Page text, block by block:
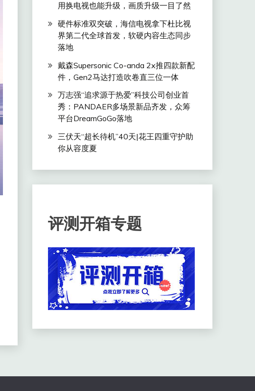
用换电视也能升级，画质升级一目了然
硬件标准双突破，海信电视拿下杜比视
界第二代全球首发，软硬内容生态同步
落地
戴森Supersonic Co-anda 2x推四款新配
件，Gen2马达打造吹卷直三位一体
万志强“追求源于热爱”科技公司创业首
秀：PANDAER多场景新品齐发，众筹
平台DreamGoGo落地
三伏天“超长待机”40天|花王四重守护助
你从容度夏
评测开箱专题